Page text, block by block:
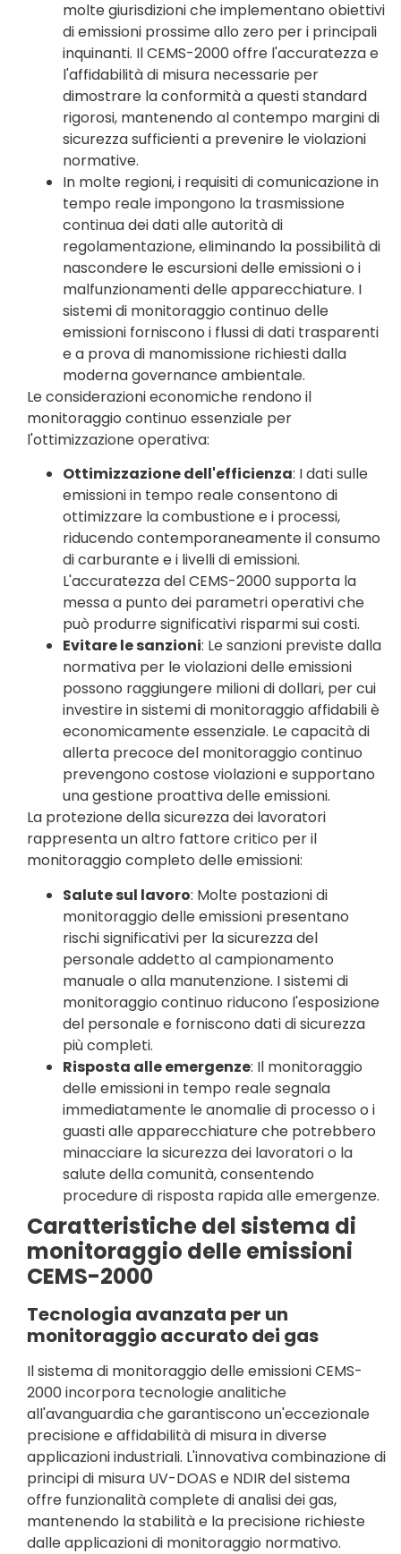
molte giurisdizioni che implementano obiettivi
di emissioni prossime allo zero per i principali
inquinanti. Il CEMS-2000 offre l'accuratezza e
l'affidabilità di misura necessarie per
dimostrare la conformità a questi standard
rigorosi, mantenendo al contempo margini di
sicurezza sufficienti a prevenire le violazioni
normative.
In molte regioni, i requisiti di comunicazione in
tempo reale impongono la trasmissione
continua dei dati alle autorità di
regolamentazione, eliminando la possibilità di
nascondere le escursioni delle emissioni o i
malfunzionamenti delle apparecchiature. I
sistemi di monitoraggio continuo delle
emissioni forniscono i flussi di dati trasparenti
e a prova di manomissione richiesti dalla
moderna governance ambientale.
Le considerazioni economiche rendono il
monitoraggio continuo essenziale per
l'ottimizzazione operativa:
Ottimizzazione dell'efficienza: I dati sulle
emissioni in tempo reale consentono di
ottimizzare la combustione e i processi,
riducendo contemporaneamente il consumo
di carburante e i livelli di emissioni.
L'accuratezza del CEMS-2000 supporta la
messa a punto dei parametri operativi che
può produrre significativi risparmi sui costi.
Evitare le sanzioni: Le sanzioni previste dalla
normativa per le violazioni delle emissioni
possono raggiungere milioni di dollari, per cui
investire in sistemi di monitoraggio affidabili è
economicamente essenziale. Le capacità di
allerta precoce del monitoraggio continuo
prevengono costose violazioni e supportano
una gestione proattiva delle emissioni.
La protezione della sicurezza dei lavoratori
rappresenta un altro fattore critico per il
monitoraggio completo delle emissioni:
Salute sul lavoro: Molte postazioni di
monitoraggio delle emissioni presentano
rischi significativi per la sicurezza del
personale addetto al campionamento
manuale o alla manutenzione. I sistemi di
monitoraggio continuo riducono l'esposizione
del personale e forniscono dati di sicurezza
più completi.
Risposta alle emergenze: Il monitoraggio
delle emissioni in tempo reale segnala
immediatamente le anomalie di processo o i
guasti alle apparecchiature che potrebbero
minacciare la sicurezza dei lavoratori o la
salute della comunità, consentendo
procedure di risposta rapida alle emergenze.
Caratteristiche del sistema di
monitoraggio delle emissioni
CEMS-2000
Tecnologia avanzata per un
monitoraggio accurato dei gas
Il sistema di monitoraggio delle emissioni CEMS-
2000 incorpora tecnologie analitiche
all'avanguardia che garantiscono un'eccezionale
precisione e affidabilità di misura in diverse
applicazioni industriali. L'innovativa combinazione di
principi di misura UV-DOAS e NDIR del sistema
offre funzionalità complete di analisi dei gas,
mantenendo la stabilità e la precisione richieste
dalle applicazioni di monitoraggio normativo.